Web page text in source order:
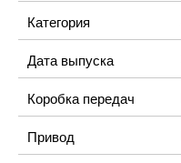
Категория
Дата выпуска
Коробка передач
Привод